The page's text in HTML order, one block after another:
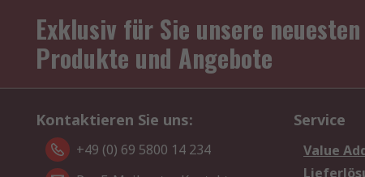
Exklusiv für Sie unsere neuesten
Produkte und Angebote
Kontaktieren Sie uns:
+49 (0) 69 5800 14 234
Service
Value